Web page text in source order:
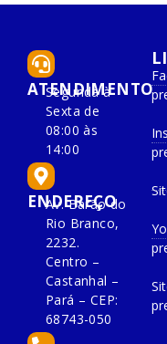
ATENDIMENTO
Segunda à
Sexta de
08:00 às
14:00
ENDEREÇO
Av. Barão do
Rio Branco,
2232.
Centro –
Castanhal –
Pará – CEP:
68743-050